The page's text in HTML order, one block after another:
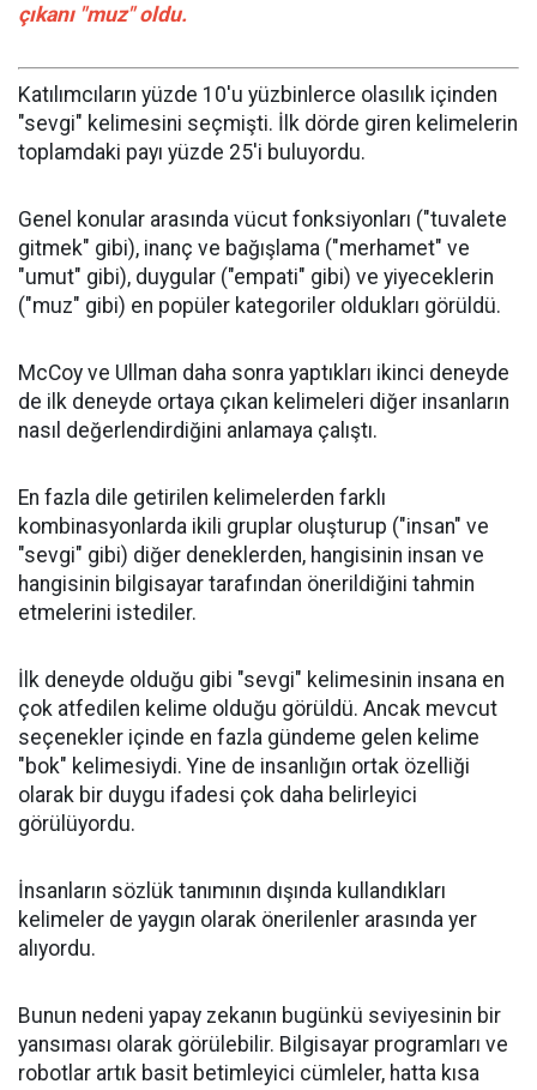
çıkanı "muz" oldu.
Katılımcıların yüzde 10'u yüzbinlerce olasılık içinden
"sevgi" kelimesini seçmişti. İlk dörde giren kelimelerin
toplamdaki payı yüzde 25'i buluyordu.
Genel konular arasında vücut fonksiyonları ("tuvalete
gitmek" gibi), inanç ve bağışlama ("merhamet" ve
"umut" gibi), duygular ("empati" gibi) ve yiyeceklerin
("muz" gibi) en popüler kategoriler oldukları görüldü.
McCoy ve Ullman daha sonra yaptıkları ikinci deneyde
de ilk deneyde ortaya çıkan kelimeleri diğer insanların
nasıl değerlendirdiğini anlamaya çalıştı.
En fazla dile getirilen kelimelerden farklı
kombinasyonlarda ikili gruplar oluşturup ("insan" ve
"sevgi" gibi) diğer deneklerden, hangisinin insan ve
hangisinin bilgisayar tarafından önerildiğini tahmin
etmelerini istediler.
İlk deneyde olduğu gibi "sevgi" kelimesinin insana en
çok atfedilen kelime olduğu görüldü. Ancak mevcut
seçenekler içinde en fazla gündeme gelen kelime
"bok" kelimesiydi. Yine de insanlığın ortak özelliği
olarak bir duygu ifadesi çok daha belirleyici
görülüyordu.
İnsanların sözlük tanımının dışında kullandıkları
kelimeler de yaygın olarak önerilenler arasında yer
alıyordu.
Bunun nedeni yapay zekanın bugünkü seviyesinin bir
yansıması olarak görülebilir. Bilgisayar programları ve
robotlar artık basit betimleyici cümleler, hatta kısa